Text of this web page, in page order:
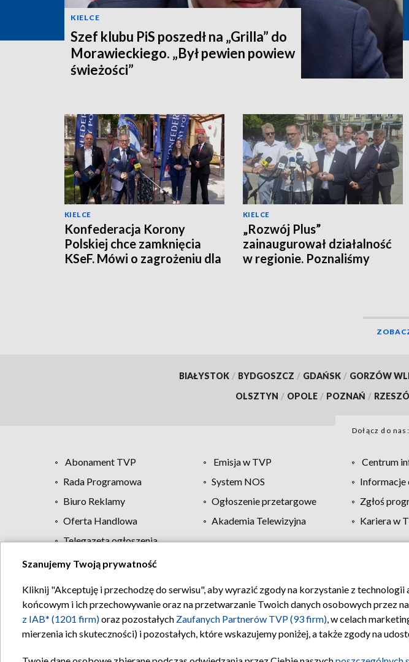
KIELCE
Szef klubu PiS poszedł na „Grilla” do
Morawieckiego. „Był pewien powiew
świeżości”
KIELCE
Konfederacja Korony
Polskiej chce zamknięcia
KSeF. Mówi o zagrożeniu dla
KIELCE
„Rozwój Plus”
zainaugurował działalność
w regionie. Poznaliśmy
BIAŁYSTOK / BYDGOSZCZ / GDAŃSK / GORZÓW
OLSZTYN / OPOLE / POZNAŃ /
Dołącz do nas:
Abonament TVP Emisja w TVP Centrum
Rada Programowa
System NOS Informacje
Biuro Reklamy
Ogłoszenie przetargowe Zgłoś
Oferta Handlowa
Akademia Telewizyjna Kariera w
Telegazeta ogłoszenia
Regulamin TVP Polityka prywatności
Szanujemy Twoją prywatność
Kliknij "Akceptuję i przechodzę do serwisu", aby wyrazić zgody na korzystanie z
końcowym i ich przechowywanie oraz na przetwarzanie Twoich danych osobowych przez
z IAB* (1201 firm)oraz pozostałych Zaufanych Partnerów TVP (93 firm), w celach
mierzenia ich skuteczności) i pozostałych, które wskazujemy poniżej, a także zgody na